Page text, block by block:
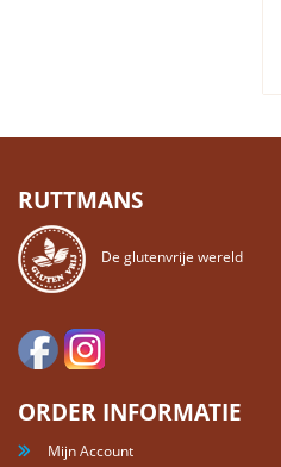
RUTTMANS
De glutenvrije wereld
ORDER INFORMATIE
Mijn Account